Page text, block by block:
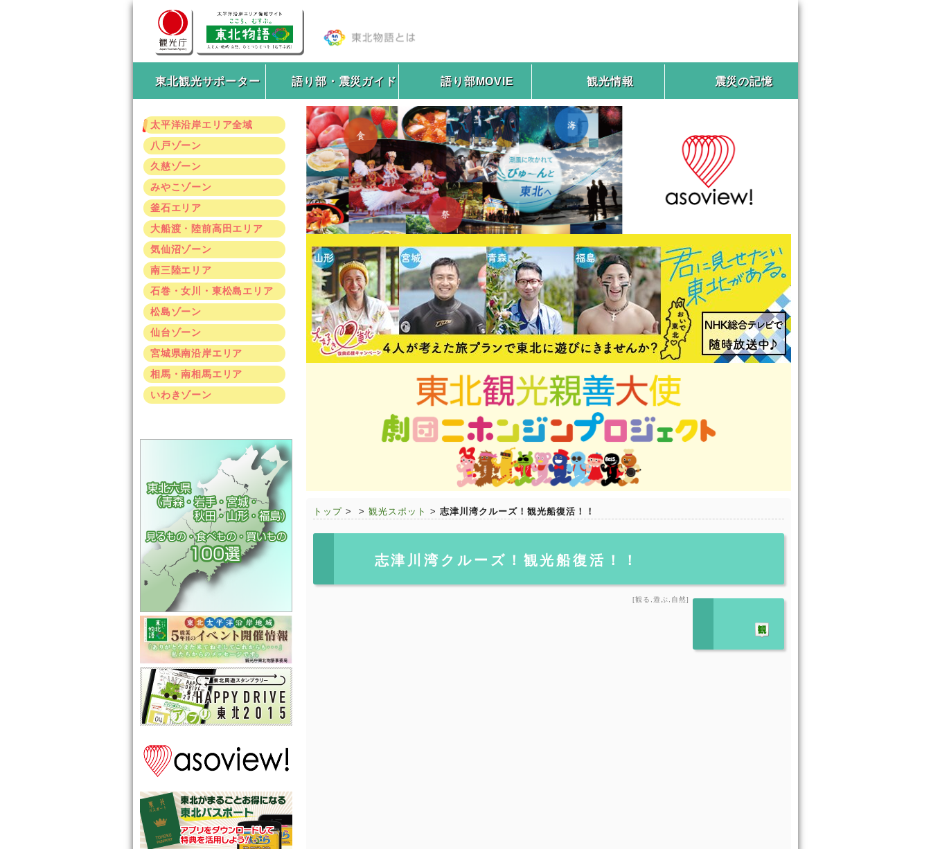
東北観光サポーター 語り部・震災ガイド 語り部MOVIE 観光情報 震災の記憶
太平洋沿岸エリア全域
八戸ゾーン
久慈ゾーン
みやこゾーン
釜石エリア
大船渡・陸前高田エリア
気仙沼ゾーン
南三陸エリア
石巻・女川・東松島エリア
松島ゾーン
仙台ゾーン
宮城県南沿岸エリア
相馬・南相馬エリア
いわきゾーン
トップ > > 観光スポット > 志津川湾クルーズ！観光船復活！！
志津川湾クルーズ！観光船復活！！
[観る,遊ぶ,自然]